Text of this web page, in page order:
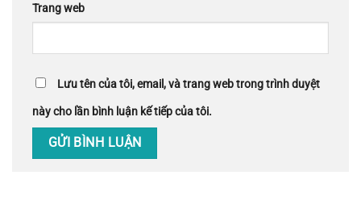
Trang web
Lưu tên của tôi, email, và trang web trong trình duyệt
này cho lần bình luận kế tiếp của tôi.